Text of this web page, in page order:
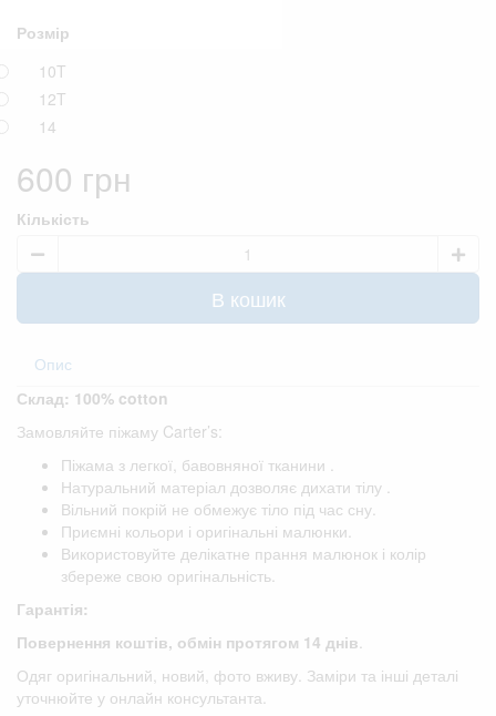
Розмір
10T
12T
14
600 грн
Кількість
В кошик
Опис
Склад: 100% cotton
Замовляйте піжаму Carter’s:
Піжама з легкої, бавовняної тканини .
Натуральний матеріал дозволяє дихати тілу .
Вільний покрій не обмежує тіло під час сну.
Приємні кольори і оригінальні малюнки.
Використовуйте делікатне прання малюнок і колір
збереже свою оригінальність.
Гарантія:
Повернення коштів, обмін протягом 14 днів
Одяг оригінальний, новий, фото вживу. Заміри та інші деталі
уточнюйте у онлайн консультанта.